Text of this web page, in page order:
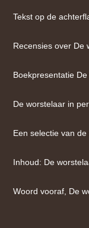
Tekst op de
Recensies over De
Boekpresentatie
De worstelaar in
Een selectie van
Inhoud: De
Woord vooraf, De